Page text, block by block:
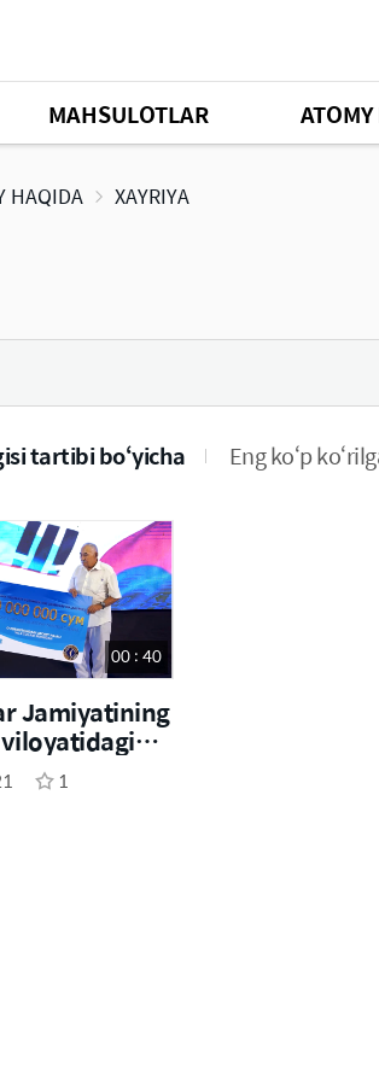
MAHSULOTLAR
HAQIDA XAYRIYA
tartibi bo‘yicha Eng ko‘p
00 : 40
Jamiyatining
1